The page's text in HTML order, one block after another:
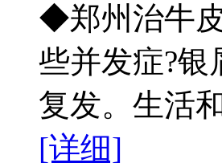
◆郑州治牛
些并发症?
复发。生活
[详细]